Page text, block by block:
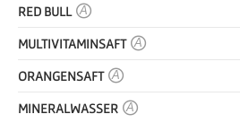
RED BULL A
MULTIVITAMINSAFT A
ORANGENSAFT A
MINERALWASSER A